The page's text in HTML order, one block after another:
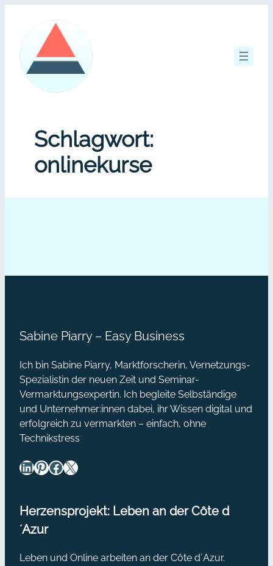
springen
Schlagwort:
onlinekurse
Sabine Piarry – Easy Business
Ich bin Sabine Piarry, Marktforscherin, Vernetzungs-
Spezialistin der neuen Zeit und Seminar-
Vermarktungsexpertin. Ich begleite Selbständige
und Unternehmer:innen dabei, ihr Wissen digital und
erfolgreich zu vermarkten – einfach, ohne
Technikstress
LinkedIn Pinterest Facebook X
Herzensprojekt: Leben an der Côte d
´Azur
Leben und Online arbeiten an der Côte d´Azur.